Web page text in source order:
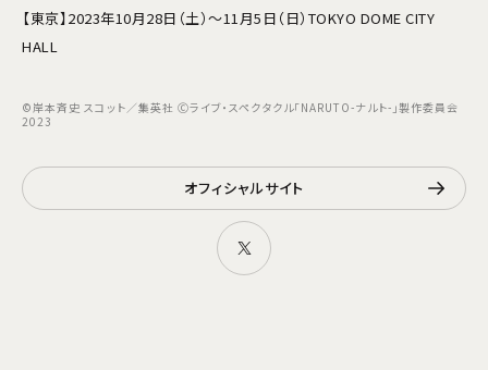
【東京】2023年10月28日（土）～11月5日（日）TOKYO DOME CITY
HALL
©岸本斉史 スコット／集英社 Ⓒライブ・スペクタクル「NARUTO-ナルト-」製作委員会
2023
オフィシャルサイト